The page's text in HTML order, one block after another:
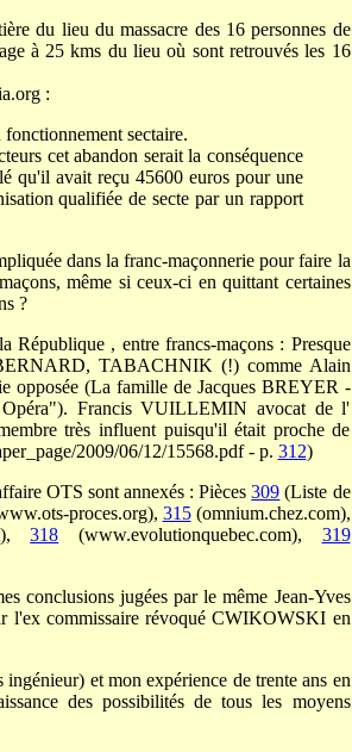
du lieu du massacre des 16 personnes de
à 25 kms du lieu où sont retrouvés les 16
:
sectaire.
cet abandon serait la conséquence
qu'il avait reçu 45600 euros pour une
qualifiée de secte par un rapport
dans la franc-maçonnerie pour faire la
même si ceux-ci en quittant certaines
?
République , entre francs-maçons : Presque
TABACHNIK (!) comme Alain
opposée (La famille de Jacques BREYER -
Francis VUILLEMIN avocat de l'
très influent puisqu'il était proche de
2009/06/12/15568.pdf - p. 312)
OTS sont annexés : Pièces309 (Liste de
proces.org), 315(omnium.chez.com),
318 (www.evolutionquebec.com), 319
conclusions jugées par le même Jean-Yves
l'ex commissaire révoqué CWIKOWSKI en
et mon expérience de trente ans en
des possibilités de tous les moyens